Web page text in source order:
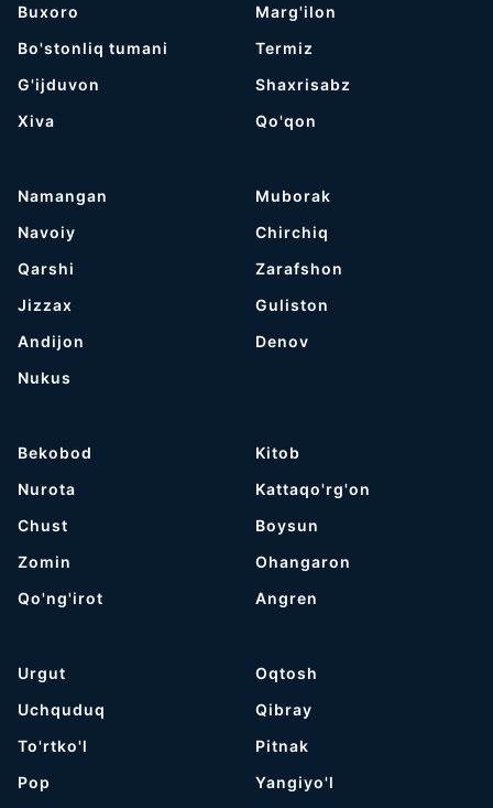
Buxoro
Bo'stonliq tumani
G'ijduvon
Хiva
Marg'ilon
Termiz
Shaxrisabz
Qo'qon
Namangan
Navoiy
Qarshi
Jizzax
Andijon
Nukus
Muborak
Chirchiq
Zarafshon
Guliston
Denov
Bekobod
Nurota
Chust
Zomin
Qo'ng'irot
Kitob
Kattaqo'rg'on
Boysun
Ohangaron
Angren
Urgut
Uchquduq
To'rtko'l
Pop
Oqtosh
Qibray
Pitnak
Yangiyo'l